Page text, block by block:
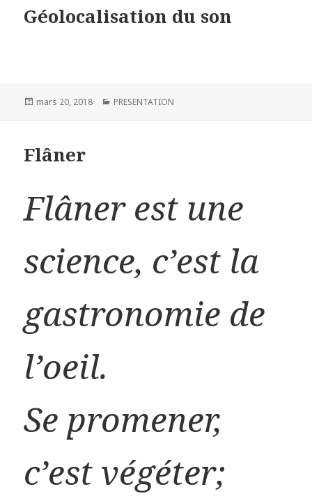
Géolocalisation du son
Publié
mars 20, 2018 Catégories
PRESENTATION
Flâner
Flâner est une
science, c’est la
gastronomie de
l’oeil.
Se promener,
c’est végéter;